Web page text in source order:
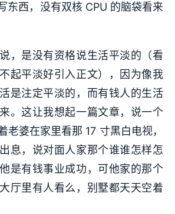
东西，没有双核 CPU 的脑袋看来
，是没有资格说生活平淡的（看
起平淡好引入正文），因为像我
是注定平淡的，而有钱人的生活
。这让我想起一篇文章，说一个
老婆在家里看那 17 寸黑白电视，
息，说对面人家那个谁谁怎样怎
是有钱事业成功，可他家的那个
厅里有人看么，别墅都天天空着